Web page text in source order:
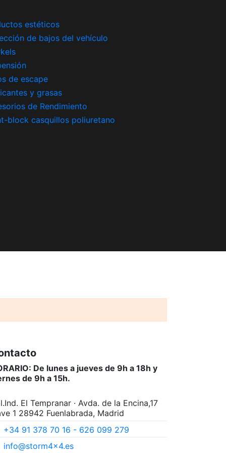
estéticos
de bajos del vehículo
de escape
y grasas
de Rendimiento
block casquillos poliuretano
De lunes a jueves de 9h a 18h y
de 9h a 15h.
El Tempranar · Avda. de la Encina,17
1 28942 Fuenlabrada, Madrid
+34 91 378 70 16 - 626 099 279
info@storm4x4.es